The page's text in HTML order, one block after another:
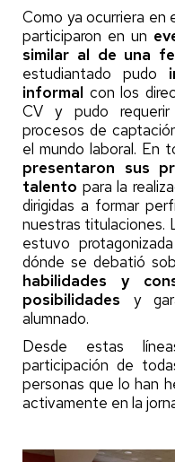
Como ya ocurriera en
participaron en un
similar al de una
estudiantado pudo
informal con los
CV y pudo
procesos de
el mundo laboral. En
presentaron sus
talento para la
dirigidas a formar
nuestras titulaciones.
estuvo
dónde se debatió
habilidades y
posibilidades y
alumnado.
Desde estas
participación de
personas que lo han
activamente en la